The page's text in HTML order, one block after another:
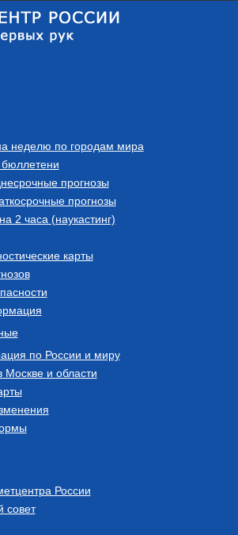
неделю по городам мира
бюллетени
прогнозы
прогнозы
2 часа (наукастинг)
карты
по России и миру
Москве и области
России
совет